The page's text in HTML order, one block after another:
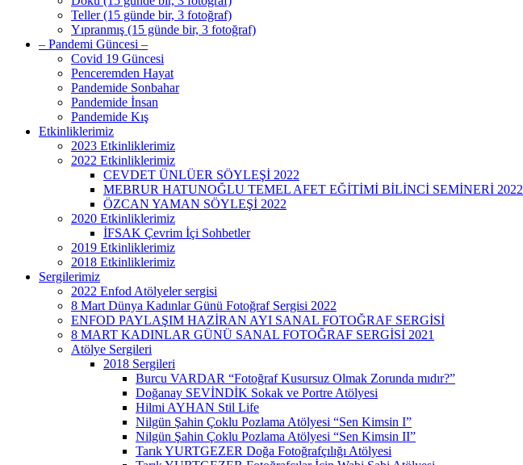
Teller (15 günde bir, 3 fotoğraf)
Yıpranmış (15 günde bir, 3 fotoğraf)
– Pandemi Güncesi –
Covid 19 Güncesi
Penceremden Hayat
Pandemide Sonbahar
Pandemide İnsan
Pandemide Kış
Etkinliklerimiz
2023 Etkinliklerimiz
2022 Etkinliklerimiz
CEVDET ÜNLÜER SÖYLEŞİ 2022
MEBRUR HATUNOĞLU TEMEL AFET EĞİTİMİ BİLİNCİ SEMİNERİ 2022
ÖZCAN YAMAN SÖYLEŞİ 2022
2020 Etkinliklerimiz
İFSAK Çevrim İçi Sohbetler
2019 Etkinliklerimiz
2018 Etkinliklerimiz
Sergilerimiz
2022 Enfod Atölyeler sergisi
8 Mart Dünya Kadınlar Günü Fotoğraf Sergisi 2022
ENFOD PAYLAŞIM HAZİRAN AYI SANAL FOTOĞRAF SERGİSİ
8 MART KADINLAR GÜNÜ SANAL FOTOĞRAF SERGİSİ 2021
Atölye Sergileri
2018 Sergileri
Burcu VARDAR “Fotoğraf Kusursuz Olmak Zorunda mıdır?”
Doğanay SEVİNDİK Sokak ve Portre Atölyesi
Hilmi AYHAN Stil Life
Nilgün Şahin Çoklu Pozlama Atölyesi “Sen Kimsin I”
Nilgün Şahin Çoklu Pozlama Atölyesi “Sen Kimsin II”
Tarık YURTGEZER Doğa Fotoğrafçılığı Atölyesi